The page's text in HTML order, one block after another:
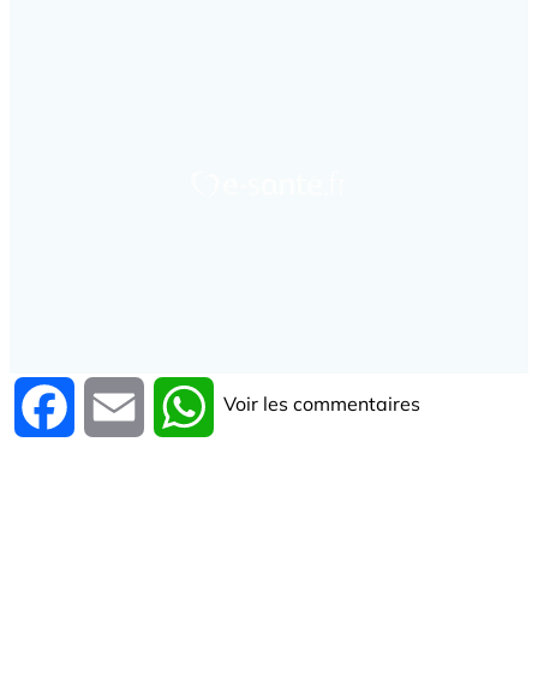
Facebook Email WhatsApp
Voir les commentaires